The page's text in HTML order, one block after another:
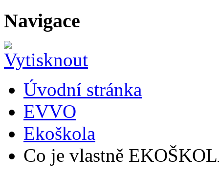
Navigace
Úvodní stránka
EVVO
Ekoškola
Co je vlastně